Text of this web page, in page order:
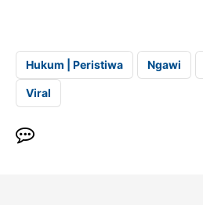
Hukum | Peristiwa Ngawi
Viral